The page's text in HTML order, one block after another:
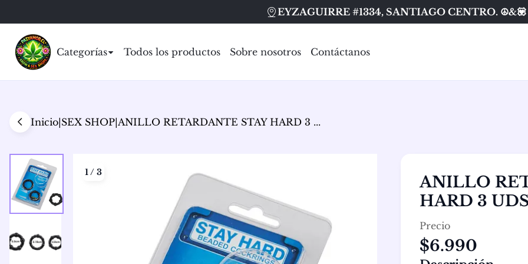
EYZAGUIRRE #1334, SANTIAGO CENTRO. ☮️&💟
Categorías Todos los productos Sobre nosotros Contáctanos
Inicio SEX SHOP ANILLO RETARDANTE STAY HARD 3 ...
1/ 3
ANILLO RETARDANTE STAY
HARD 3
Precio
$6.990